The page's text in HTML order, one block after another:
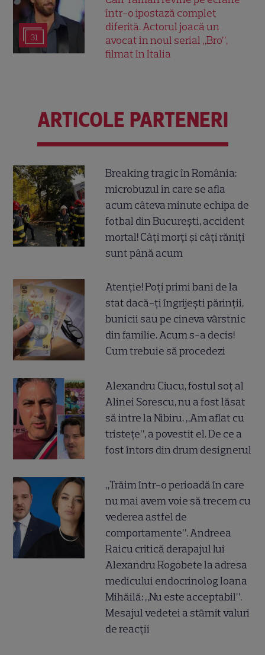
31
într-o ipostază complet
diferită. Actorul joacă un
avocat în noul serial „Bro”,
filmat în Italia
ARTICOLE PARTENERI
Breaking tragic în România:
microbuzul în care se afla
acum câteva minute echipa de
fotbal din București, accident
mortal! Câți morți și câți răniți
sunt până acum
Atenție! Poți primi bani de la
stat dacă-ți îngrijești părinții,
bunicii sau pe cineva vârstnic
din familie. Acum s-a decis!
Cum trebuie să procedezi
Alexandru Ciucu, fostul soț al
Alinei Sorescu, nu a fost lăsat
să intre la Nibiru. „Am aflat cu
tristețe”, a povestit el. De ce a
fost întors din drum designerul
„Trăim într-o perioadă în care
nu mai avem voie să trecem cu
vederea astfel de
comportamente”. Andreea
Raicu critică derapajul lui
Alexandru Rogobete la adresa
medicului endocrinolog Ioana
Mihăilă: „Nu este acceptabil”.
Mesajul vedetei a stârnit valuri
de reacții